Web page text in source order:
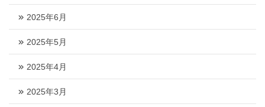
2025年6月
2025年5月
2025年4月
2025年3月